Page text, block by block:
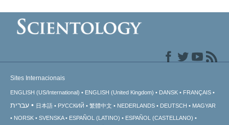
Sites Internacionais
ENGLISH (US/International) ENGLISH (United Kingdom) DANSK FRANÇAIS
עברית 日本語 РУССКИЙ 繁體中文 NEDERLANDS DEUTSCH
MAGYAR
NORSK
SVENSKA ESPAÑOL (LATINO)
ESPAÑOL (CASTELLANO)